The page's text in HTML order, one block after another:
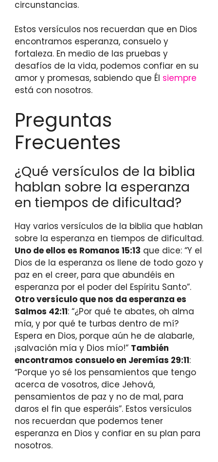
circunstancias.
Estos versículos nos recuerdan que en Dios
encontramos esperanza, consuelo y
fortaleza. En medio de las pruebas y
desafíos de la vida, podemos confiar en su
amor y promesas, sabiendo que Él siempre
está con nosotros.
Preguntas
Frecuentes
¿Qué versículos de la biblia
hablan sobre la esperanza
en tiempos de dificultad?
Hay varios versículos de la biblia que hablan
sobre la esperanza en tiempos de dificultad.
Uno de ellos es Romanos 15:13 que dice: “Y el
Dios de la esperanza os llene de todo gozo y
paz en el creer, para que abundéis en
esperanza por el poder del Espíritu Santo”.
Otro versículo que nos da esperanza es
Salmos 42:11: “¿Por qué te abates, oh alma
mía, y por qué te turbas dentro de mí?
Espera en Dios, porque aún he de alabarle,
¡salvación mía y Dios mío!” También
encontramos consuelo en Jeremías 29:11:
“Porque yo sé los pensamientos que tengo
acerca de vosotros, dice Jehová,
pensamientos de paz y no de mal, para
daros el fin que esperáis”. Estos versículos
nos recuerdan que podemos tener
esperanza en Dios y confiar en su plan para
nosotros.